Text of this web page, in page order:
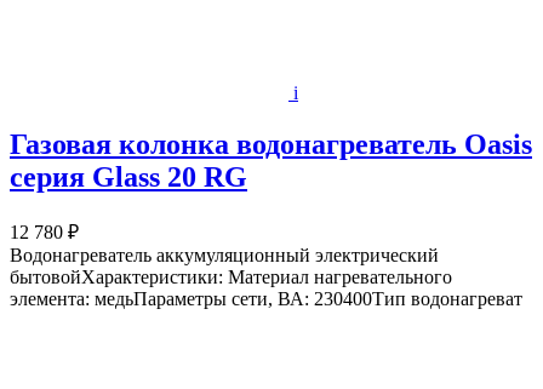
i
Газовая колонка водонагреватель Oasis
серия Glass 20 RG
12 780 ₽
Водонагреватель аккумуляционный электрический
бытовойХарактеристики: Материал нагревательного
элемента: медьПараметры сети, ВА: 230400Тип водонагреват